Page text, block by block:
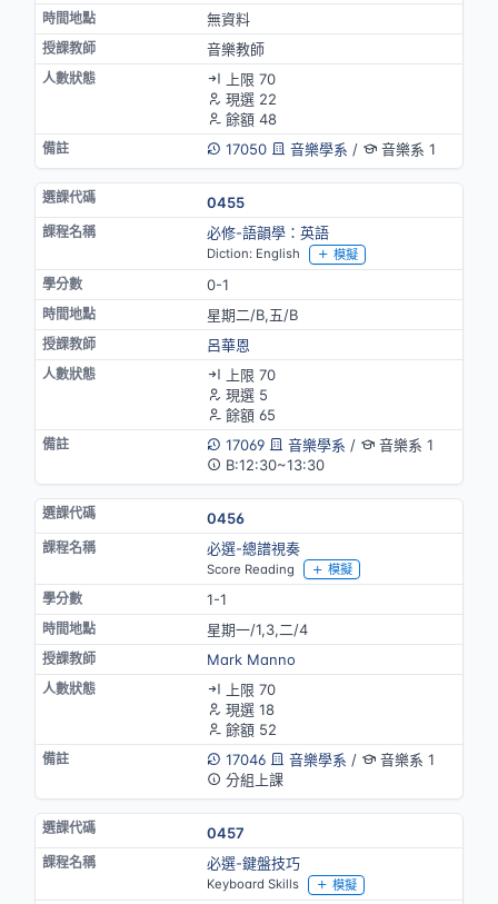
無資料
音樂教師
上限 70
現選 22
餘額 48
17050
音樂學系 / 音樂系 1
0455
必修-語韻學：英語
Diction: English 模擬
0-1
星期二/B,五/B
呂華恩
上限 70
現選 5
餘額 65
17069
音樂學系 /
音樂系 1
B:12:30~13:30
0456
必選-總譜視奏
Score Reading 模擬
1-1
星期一/1,3,二/4
Mark Manno
上限 70
現選 18
餘額 52
17046
音樂學系 /
音樂系 1
分組上課
0457
必選-鍵盤技巧
Keyboard Skills 模擬